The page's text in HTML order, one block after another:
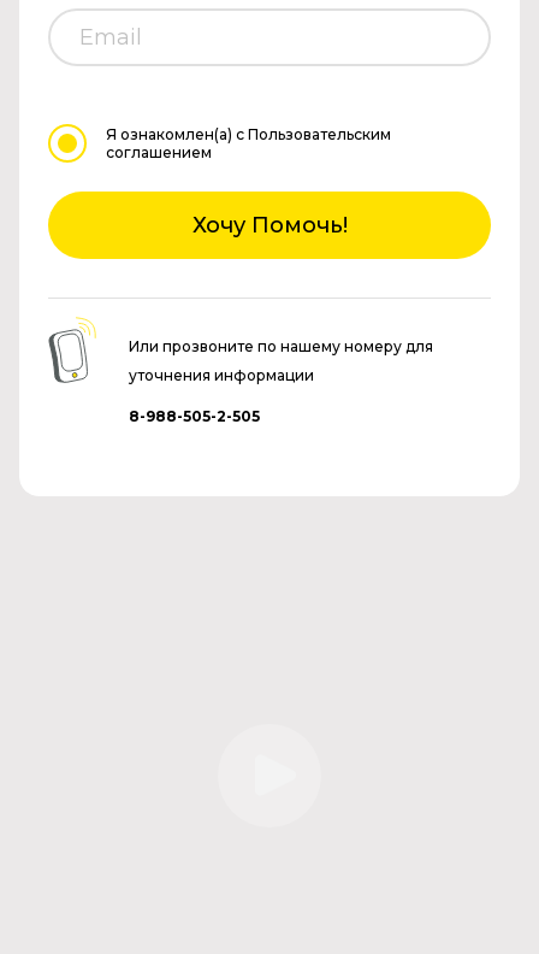
Я ознакомлен(а) с Пользовательским
соглашением
Хочу Помочь!
Или прозвоните по нашему номеру для
уточнения информации
8-988-505-2-505